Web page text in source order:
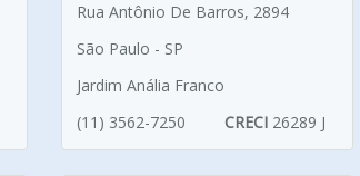
Rua Antônio De Barros, 2894
São Paulo - SP
Jardim Anália Franco
(11) 3562-7250
CRECI 26289 J